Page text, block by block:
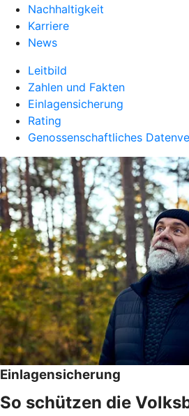
Nachhaltigkeit
Karriere
News
Leitbild
Zahlen und Fakten
Einlagensicherung
Rating
Genossenschaftliches
Einlagensicherung
So schützen die